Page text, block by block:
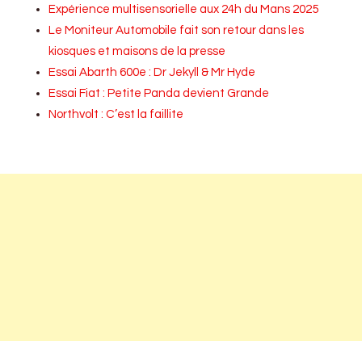
Expérience multisensorielle aux 24h du Mans 2025
Le Moniteur Automobile fait son retour dans les
kiosques et maisons de la presse
Essai Abarth 600e : Dr Jekyll & Mr Hyde
Essai Fiat : Petite Panda devient Grande
Northvolt : C’est la faillite